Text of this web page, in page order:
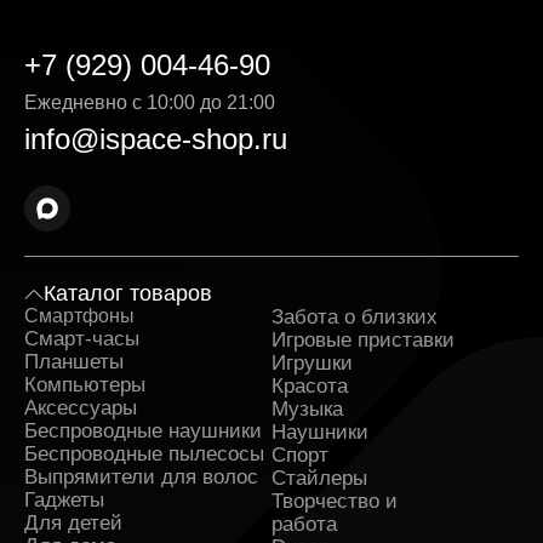
дополнительных комиссий. Мы делаем всё,
чтобы каждая покупка была действительно
выгодной.
Оригинальные товары в ассортименте с
полное сопровождение заказа. Заявка
обрабатывается сразу после оформления и
быстро передаётся в службу, которая
занимается доставкой. На каждом этапе вы
получаете уведомления и можете отслеживать
путь заказа.
Поддержка клиентов и бонусные предложения.
Служба поддержки работает ежедневно и
помогает решить любые вопросы до и после
покупки. Постоянным клиентам доступны
индивидуальные предложения и накопительные
+7 (929) 004-46-90
Ежедневно с 10:00 до 21:00
info@ispace-shop.ru
Каталог товаров
Смартфоны
Смарт-часы
Планшеты
Компьютеры
Аксессуары
Беспроводные наушники
Беспроводные пылесосы
Выпрямители для волос
Гаджеты
Для детей
Забота о близких
Игровые приставки
Игрушки
Красота
Музыка
Наушники
Спорт
Стайлеры
Творчество и
работа